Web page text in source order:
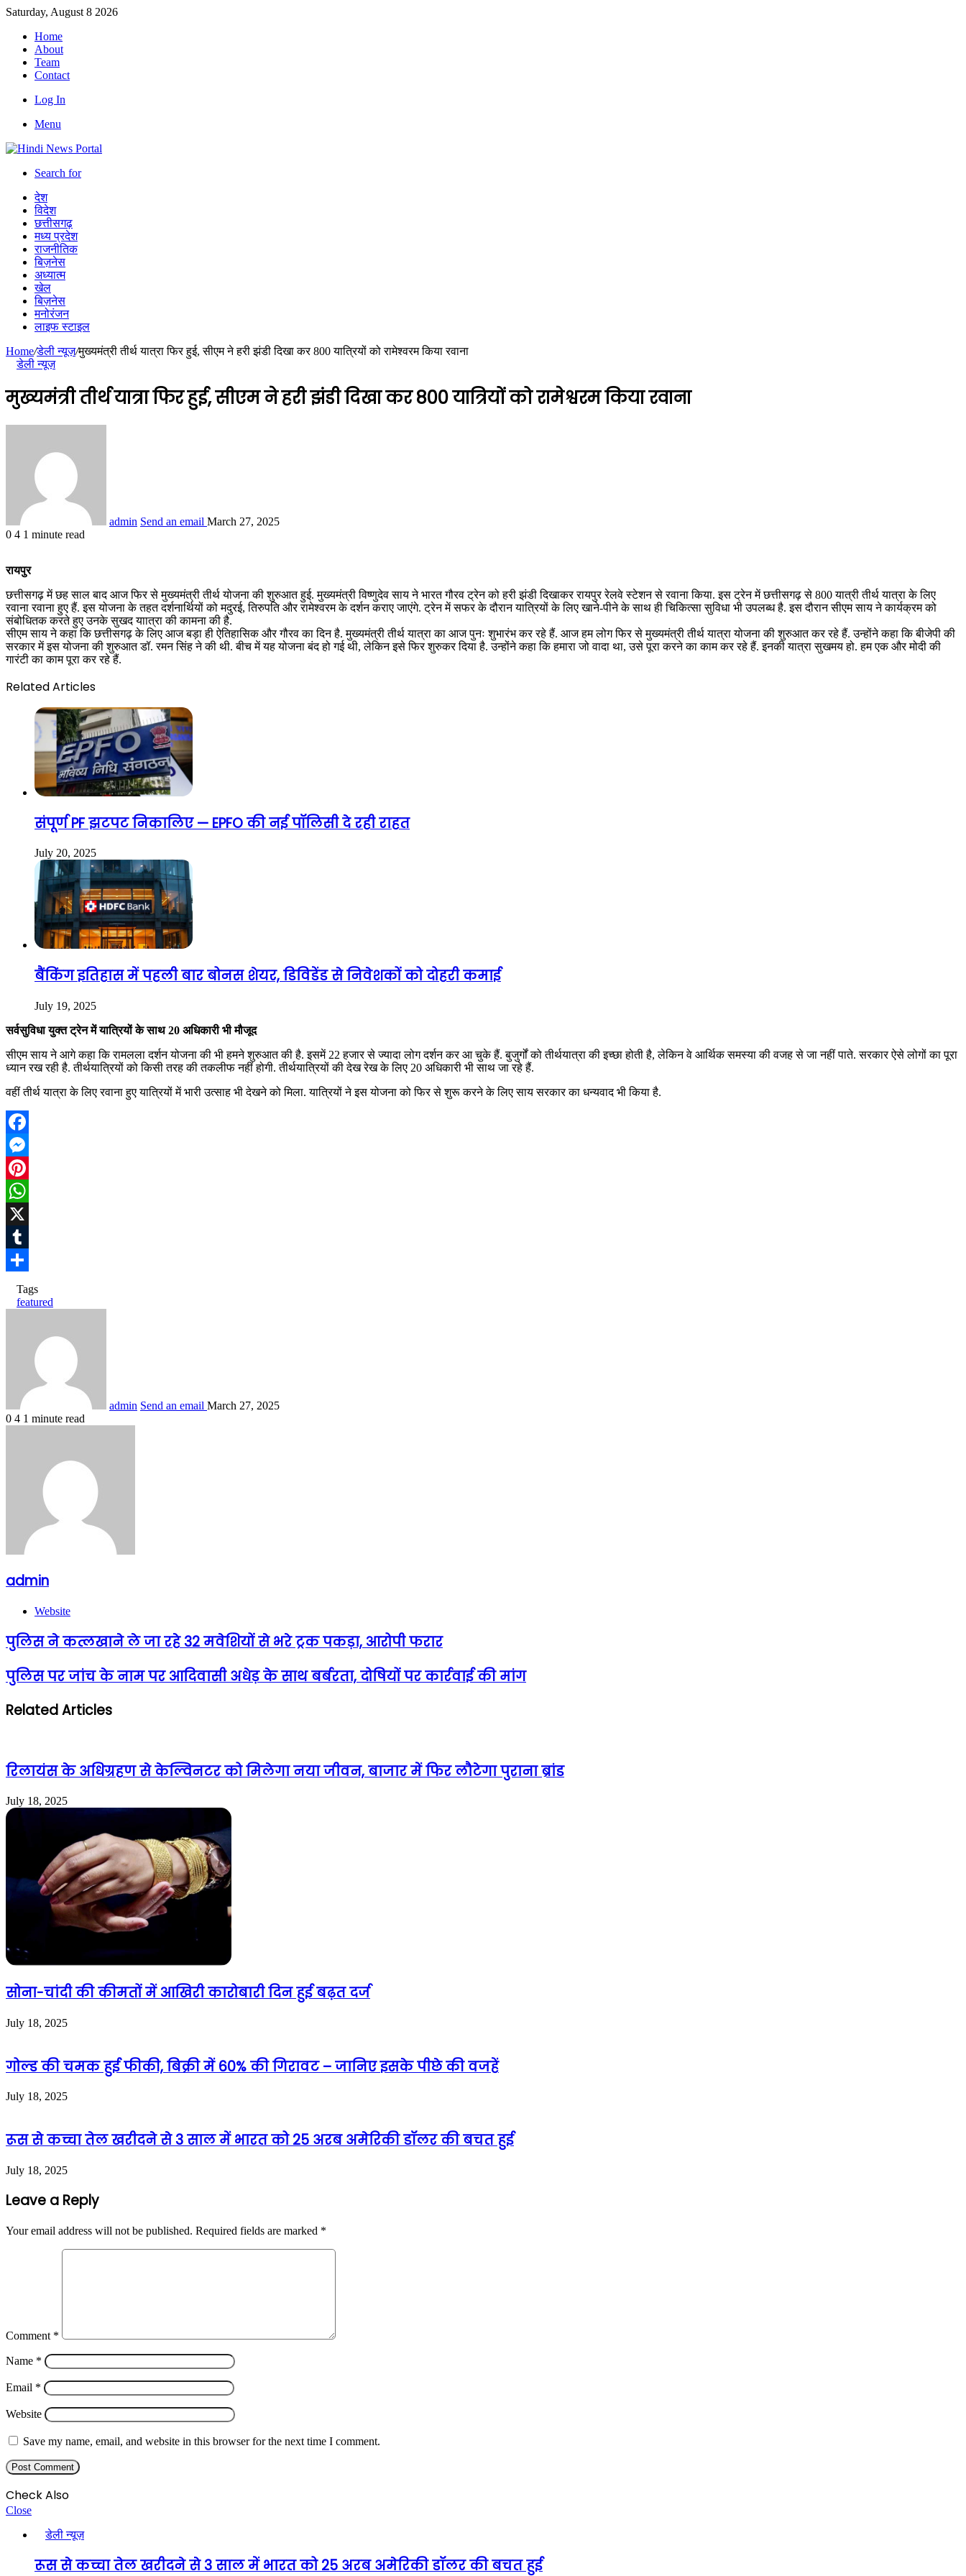
Saturday, August 8 2026
Home
About
Team
Contact
Log In
Menu
Search for
देश
विदेश
छत्तीसगढ़
मध्य प्रदेश
राजनीतिक
बिज़नेस
अध्यात्म
खेल
बिज़नेस
मनोरंजन
लाइफ स्टाइल
Home/डेली न्यूज़/मुख्यमंत्री तीर्थ यात्रा फिर हुई, सीएम ने हरी झंडी दिखा कर 800 यात्रियों को रामेश्वरम किया रवाना
डेली न्यूज़
मुख्यमंत्री तीर्थ यात्रा फिर हुई, सीएम ने हरी झंडी दिखा कर 800 यात्रियों को रामेश्वरम किया रवाना
admin Send an email March 27, 2025
0 4 1 minute read
रायपुर
छत्तीसगढ़ में छह साल बाद आज फिर से मुख्यमंत्री तीर्थ योजना की शुरुआत हुई. मुख्यमंत्री विष्णुदेव साय ने भारत गौरव ट्रेन को हरी झंडी दिखाकर रायपुर रेलवे स्टेशन से रवाना किया. इस ट्रेन में छत्तीसगढ़ से 800 यात्री तीर्थ यात्रा के लिए
रवाना रवाना हुए हैं. इस योजना के तहत दर्शनार्थियों को मदुरई, तिरुपति और रामेश्वरम के दर्शन कराए जाएंगे. ट्रेन में सफर के दौरान यात्रियों के लिए खाने-पीने के साथ ही चिकित्सा सुविधा भी उपलब्ध है. इस दौरान सीएम साय ने कार्यक्रम को
संबोधितक करते हुए उनके सुखद याात्रा की कामना की है.
सीएम साय ने कहा कि छत्तीसगढ़ के लिए आज बड़ा ही ऐतिहासिक और गौरव का दिन है. मुख्यमंत्री तीर्थ यात्रा का आज पुनः शुभारंभ कर रहे हैं. आज हम लोग फिर से मुख्यमंत्री तीर्थ यात्रा योजना की शुरुआत कर रहे हैं. उन्होंने कहा कि बीजेपी की
सरकार में इस योजना की शुरुआत डॉ. रमन सिंह ने की थी. बीच में यह योजना बंद हो गई थी, लेकिन इसे फिर शुरुकर दिया है. उन्होंने कहा कि हमारा जो वादा था, उसे पूरा करने का काम कर रहे हैं. इनकी यात्रा सुखमय हो. हम एक और मोदी की
गारंटी का काम पूरा कर रहे हैं.
Related Articles
संपूर्ण PF झटपट निकालिए — EPFO की नई पॉलिसी दे रही राहत
July 20, 2025
बैंकिंग इतिहास में पहली बार बोनस शेयर, डिविडेंड से निवेशकों को दोहरी कमाई
July 19, 2025
सर्वसुविधा युक्त ट्रेन में यात्रियों के साथ 20 अधिकारी भी मौजूद
सीएम साय ने आगे कहा कि रामलला दर्शन योजना की भी हमने शुरुआत की है. इसमें 22 हजार से ज्यादा लोग दर्शन कर आ चुके हैं. बुजुर्गों को तीर्थयात्रा की इच्छा होती है, लेकिन वे आर्थिक समस्या की वजह से जा नहीं पाते. सरकार ऐसे लोगों का पूरा
ध्यान रख रही है. तीर्थयात्रियों को किसी तरह की तकलीफ नहीं होगी. तीर्थयात्रियों की देख रेख के लिए 20 अधिकारी भी साथ जा रहे हैं.
वहीं तीर्थ यात्रा के लिए रवाना हुए यात्रियों में भारी उत्साह भी देखने को मिला. यात्रियों ने इस योजना को फिर से शुरू करने के लिए साय सरकार का धन्यवाद भी किया है.
Facebook
Messenger
Pinterest
WhatsApp
X
Tumblr
Share
Tags
featured
admin Send an email March 27, 2025
0 4 1 minute read
admin
Website
पुलिस ने कत्लखाने ले जा रहे 32 मवेशियों से भरे ट्रक पकड़ा, आरोपी फरार
पुलिस पर जांच के नाम पर आदिवासी अधेड़ के साथ बर्बरता, दोषियों पर कार्रवाई की मांग
Related Articles
रिलायंस के अधिग्रहण से केल्विनटर को मिलेगा नया जीवन, बाजार में फिर लौटेगा पुराना ब्रांड
July 18, 2025
सोना-चांदी की कीमतों में आखिरी कारोबारी दिन हुई बढ़त दर्ज
July 18, 2025
गोल्ड की चमक हुई फीकी, बिक्री में 60% की गिरावट – जानिए इसके पीछे की वजहें
July 18, 2025
रूस से कच्चा तेल खरीदने से 3 साल में भारत को 25 अरब अमेरिकी डॉलर की बचत हुई
July 18, 2025
Leave a Reply
Your email address will not be published. Required fields are marked *
Comment *
Name *
Email *
Website
Save my name, email, and website in this browser for the next time I comment.
Check Also
Close
डेली न्यूज़
रूस से कच्चा तेल खरीदने से 3 साल में भारत को 25 अरब अमेरिकी डॉलर की बचत हुई